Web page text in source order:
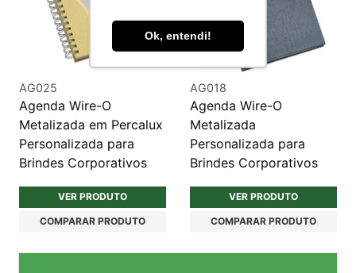
Ok, entendi!
AG025
Agenda Wire-O
Metalizada em Percalux
Personalizada para
Brindes Corporativos
VER PRODUTO
COMPARAR PRODUTO
AG018
Agenda Wire-O
Metalizada
Personalizada para
Brindes Corporativos
VER PRODUTO
COMPARAR PRODUTO